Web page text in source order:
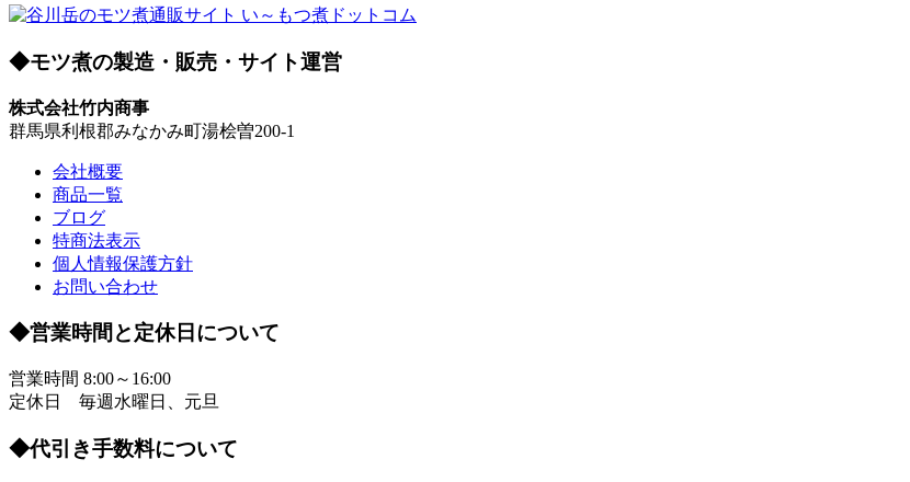
◆モツ煮の製造・販売・サイト運営
株式会社竹内商事
群馬県利根郡みなかみ町湯桧曽200-1
会社概要
商品一覧
ブログ
特商法表示
個人情報保護方針
お問い合わせ
◆営業時間と定休日について
営業時間 8:00～16:00
定休日 毎週水曜日、元旦
◆代引き手数料について